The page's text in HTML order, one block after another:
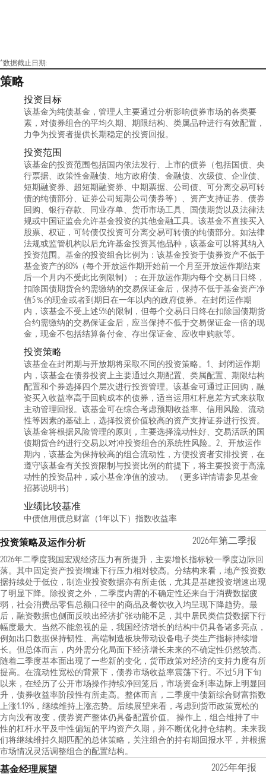
*数据截止日期:
策略
投资目标
该基金为纯债基金，管理人主要通过分析影响债券市场的各类要
素，对债券组合的平均久期、期限结构、类属品种进行有效配置，
力争为投资者提供长期稳定的投资回报。
投资范围
该基金的投资范围包括国内依法发行、上市的债券（包括国债、央
行票据、政策性金融债、地方政府债、金融债、次级债、企业债、
短期融资券、超短期融资券、中期票据、公司债、可分离交易可转
债的纯债部分、证券公司短期公司债券等）、资产支持证券、债券
回购、银行存款、同业存单、货币市场工具、国债期货以及法律法
规或中国证监会允许基金投资的其他金融工具。该基金不直接买入
股票、权证，可转债仅投资可分离交易可转债的纯债部分。如法律
法规或监管机构以后允许基金投资其他品种，该基金可以将其纳入
投资范围。基金的投资组合比例为：该基金投资于债券资产不低于
基金资产的80%（每个开放运作期开始前一个月至开放运作期结束
后一个月内不受此比例限制）；在开放运作期内每个交易日日终，
扣除国债期货合约需缴纳的交易保证金后，保持不低于基金资产净
值5％的现金或者到期日在一年以内的政府债券。在封闭运作期
内，该基金不受上述5%的限制，但每个交易日日终在扣除国债期货
合约需缴纳的交易保证金后，应当保持不低于交易保证金一倍的现
金，现金不包括结算备付金、存出保证金、应收申购款等。
投资策略
该基金在封闭期与开放期将采取不同的投资策略。1、封闭运作期
内，该基金在债券投资上主要通过久期配置、类属配置、期限结构
配置和个券选择四个层次进行投资管理。该基金可通过正回购，融
资买入收益率高于回购成本的债券，适当运用杠杆息差方式来获取
主动管理回报。该基金可在综合考虑预期收益率、信用风险、流动
性等因素的基础上，选择投资价值较高的资产支持证券进行投资。
该基金将根据风险管理的原则，主要选择流动性好、交易活跃的国
债期货合约进行交易,以对冲投资组合的系统性风险。2、开放运作
期内，该基金为保持较高的组合流动性，方便投资者安排投资，在
遵守该基金有关投资限制与投资比例的前提下，将主要投资于高流
动性的投资品种，减小基金净值的波动。 （更多详情请参见基金
招募说明书）
业绩比较基准
中债信用债总财富（1年以下）指数收益率
投资策略及运作分析 2026年第二季报
2026年二季度我国宏观经济压力有所提升，主要增长指标较一季度边际回
落。其中固定资产投资增速下行压力相对较高。分结构来看，地产投资数
据持续处于低位，制造业投资数据亦有所走低，尤其是基建投资增速出现
了明显下降。除投资之外，二季度内需的不确定性还来自于消费数据疲
弱，社会消费品零售总额口径中的商品及餐饮收入均呈现下降趋势。最
后，融资数据也侧面反映出经济扩张动能不足，其中居民类信贷数据下行
幅度最大。当然不能忽视的是，我国经济增长的结构中仍具备诸多亮点，
例如出口数据保持韧性、高端制造板块带动设备电子类生产指标持续增
长。但总体而言，内外需分化局面下经济增长未来的不确定性仍然较高。
随着二季度基本面出现了一些新的变化，货币政策对经济的支持力度有所
提高。在流动性宽松的背景下，债券市场收益率震荡下行。不过5月下旬
以来，在经历了公开市场操作持续净回笼后，市场资金利率边际上明显回
升，债券收益率阶段性有所走高。整体而言，二季度中债新综合财富指数
上涨1.19%，继续维持上涨态势。后续展望来看，考虑到货币政策宽松的
方向没有改变，债券资产整体仍具备配置价值。 操作上，组合维持了中
性的杠杆水平及中性偏短的平均资产久期，并不断优化持仓结构。未来我
们将继续维持久期匹配的总体策略，关注组合的持有期回报水平，并根据
市场情况灵活调整组合的配置结构。
基金经理展望 2025年年报